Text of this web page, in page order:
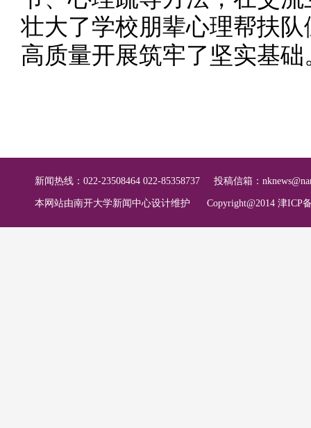
壮大了学校朋辈心理帮扶
高质量开展筑牢了坚实基础
新闻热线：022-23508464 022-85358737 投稿信箱：
本网站由南开大学新闻中心设计维护 Copyright@2014 津ICP